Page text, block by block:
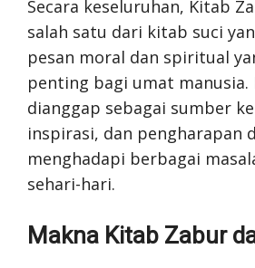
Secara keseluruhan, Kitab
salah satu dari kitab suci
pesan moral dan spiritual
penting bagi umat manusia.
dianggap sebagai sumber
inspirasi, dan pengharapan
menghadapi berbagai
sehari-hari.
Makna Kitab Zabur